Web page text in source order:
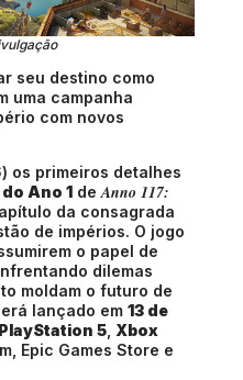
seu destino como
uma campanha
com novos
os primeiros detalhes
Ano 1 de Anno 117:
da consagrada
de impérios. O jogo
o papel de
dilemas
moldam o futuro de
lançado em 13 de
PlayStation 5 Xbox
Epic Games Store e